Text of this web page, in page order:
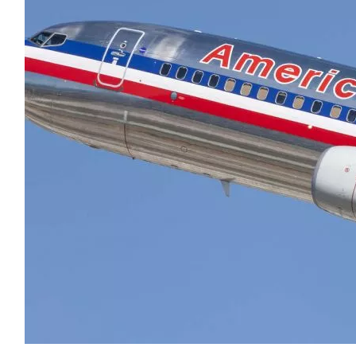
Reclamații ale companiilor
Despăgubiri pentru greva
Reglementări